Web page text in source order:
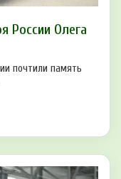
России Олега
почтили память